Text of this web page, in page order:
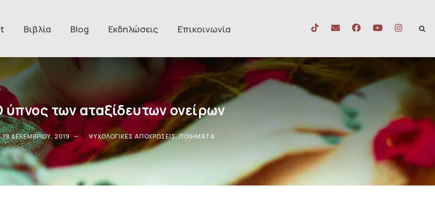
Βιβλία Blog Εκδηλώσεις Επικοινωνία
ύπνος των αταξίδευτων ονείρων
19 ΔΕΚΕΜΒΡΊΟΥ, 2019 ΨΥΧΟΛΟΓΙΚΈΣ ΑΠΟΧΡΏΣΕΙΣ,ΠΟΙΉΜΑΤΑ